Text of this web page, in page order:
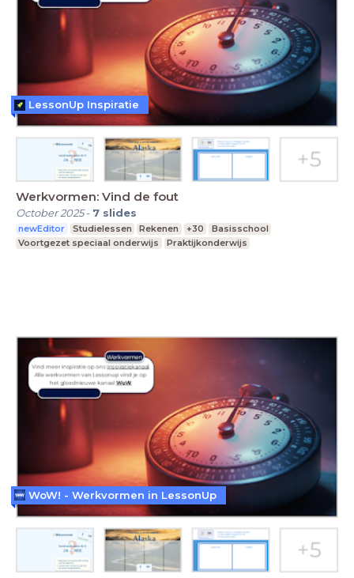
Werkvormen: Vind de fout
October 2025- 7 slides
newEditor Studielessen Rekenen +30
Basisschool
Voortgezet speciaal onderwijs
Praktijkonderwijs
LessonUp Inspiratie
WoW! - Werkvormen in LessonUp